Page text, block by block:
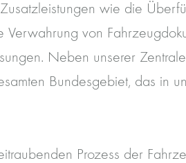
wie die
von
Neben unserer
Bundesgebiet, das in
Prozess der